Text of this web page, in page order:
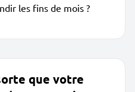
les fins de mois ?
que votre